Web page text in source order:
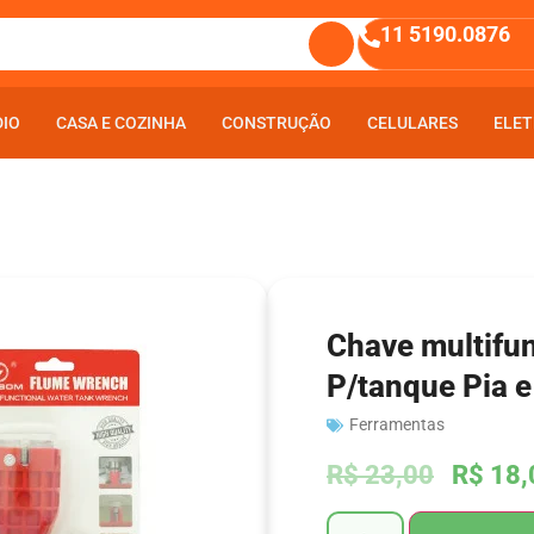
11 5190.0876
CASA E COZINHA CONSTRUÇÃO CELULARES
CASA E COZINHA CONSTRUÇÃO CELULARES
Chave
P/tanque Pia
Ferramentas
R$23,00 R$